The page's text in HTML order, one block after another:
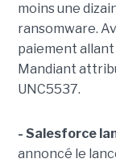
moins une
ransomware.
paiement allant
Mandiant
UNC5537.
- Salesforce
annoncé le